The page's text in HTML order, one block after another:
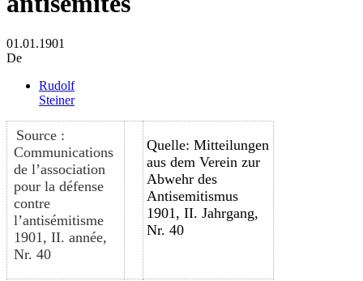
01.01.1901
De
Rudolf
Steiner
Source :
Communications
de l’association
pour la défense
contre
l’antisémitisme
1901, II. année,
Nr. 40
Quelle: Mitteilungen
aus dem Verein zur
Abwehr des
Antisemitismus
1901, II. Jahrgang,
Nr. 40